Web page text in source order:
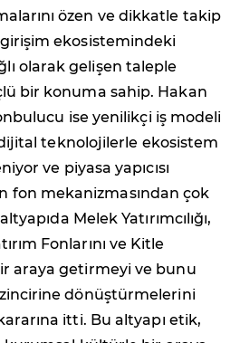
özen ve dikkatle takip
ekosistemindeki
olarak gelişen taleple
bir konuma sahip. Hakan
ise yenilikçi iş modeli
teknolojilerle ekosistem
ve piyasa yapıcısı
fon mekanizmasından çok
Melek Yatırımcılığı,
Fonlarını ve Kitle
araya getirmeyi ve bunu
dönüştürmelerini
itti. Bu altyapı etik,